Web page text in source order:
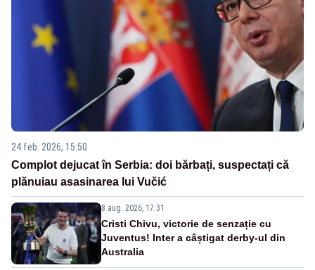
24 feb. 2026, 15:50
Complot dejucat în Serbia: doi bărbați, suspectați că
plănuiau asasinarea lui Vučić
8 aug. 2026, 17:31
Cristi Chivu, victorie de senzație cu
Juventus! Inter a câștigat derby-ul din
Australia